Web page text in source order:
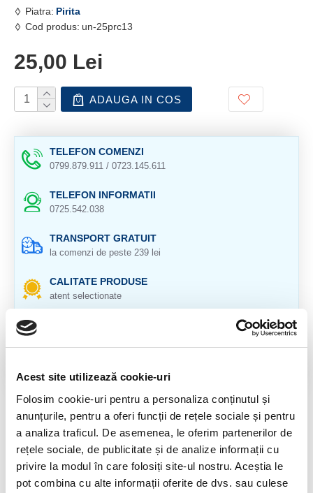
Acest site utilizează cookie-uri
Folosim cookie-uri pentru a personaliza conținutul și
anunțurile, pentru a oferi funcții de rețele sociale și pentru
a analiza traficul. De asemenea, le oferim partenerilor de
rețele sociale, de publicitate și de analize informații cu
privire la modul în care folosiți site-ul nostru. Aceștia le
pot combina cu alte informații oferite de dvs. sau culese
Piatra: Pirita
Cod produs: un-25prc13
25,00 Lei
ADAUGA IN COS
TELEFON COMENZI
0799.879.911 / 0723.145.611
TELEFON INFORMATII
0725.542.038
TRANSPORT GRATUIT
la comenzi de peste 239 lei
CALITATE PRODUSE
atent selectionate
pentru toate produsele
DESCRIERE PRODUS
Origine : Peru
Cristal natural 100 %.